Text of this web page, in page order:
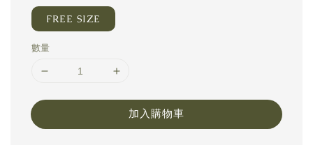
FREE SIZE
數量
加入購物車